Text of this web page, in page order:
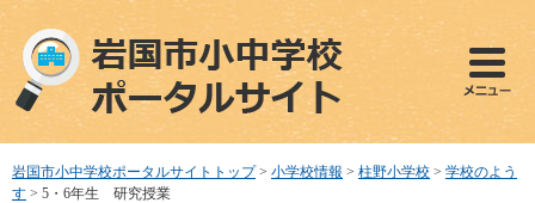
ペ
で
す
メ
ば
し
岩国市小中学校ポータルサイトトップ > 小学校情報 > 柱野小学校 > 学校のよう
す > 5・6年生 研究授業